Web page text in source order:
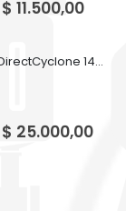
$ 11.500,00
Aspiradora Midea Sin Bolsa DirectCyclone 1400W VS-S214TAR4
$ 25.000,00